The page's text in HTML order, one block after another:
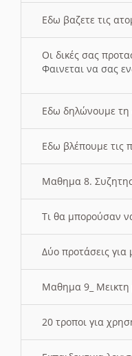
Εδω βαζετε τις
Οι δικές σας
Φαινεται να σας
Εδω δηλώνουμε
Εδω βλέπουμε τις
Μαθημα 8.
Τι θα μπορούσαν
Δύο προτάσεις
Μαθημα 9_
20 τροποι για